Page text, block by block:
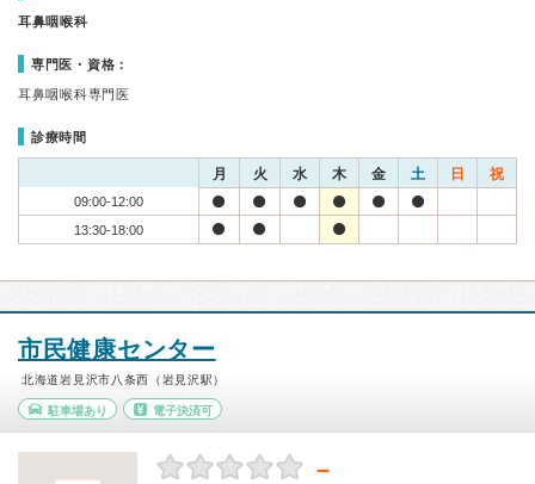
耳鼻咽喉科
専門医・資格：
耳鼻咽喉科専門医
診療時間
月 火 水 木 金 土 日 祝
09:00-12:00
13:30-18:00
市民健康センター
北海道岩見沢市八条西（岩見沢駅）
駐車場あり 電子決済可
－